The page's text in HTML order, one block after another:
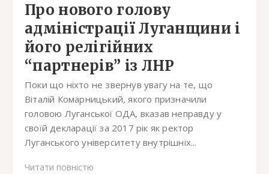
Про нового голову
адміністрації Луганщини і
його релігійних
“партнерів” із ЛНР
Поки що ніхто не звернув увагу на те, що
Віталій Комарницький, якого призначили
головою Луганської ОДА, вказав неправду у
своїй декларації за 2017 рік як ректор
Луганського університету внутрішніх...
Читати повністю